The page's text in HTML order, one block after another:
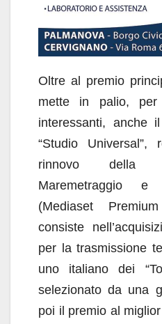
Oltre al premio
mette in palio,
interessanti, anche
“Studio Universal”,
rinnovo della
Maremetraggio e
(Mediaset
consiste
per la trasmissione
uno italiano dei
selezionato da una
poi il premio al